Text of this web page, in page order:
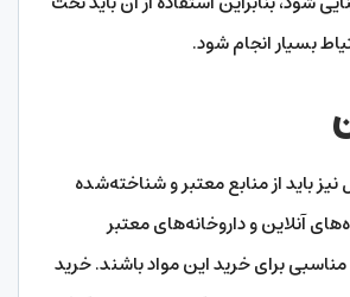
بسیار انجام شود.
نیز باید از منابع معتبر و شناخته‌شده
آنلاین و داروخانه‌های معتبر
برای خرید این مواد باشند. خرید